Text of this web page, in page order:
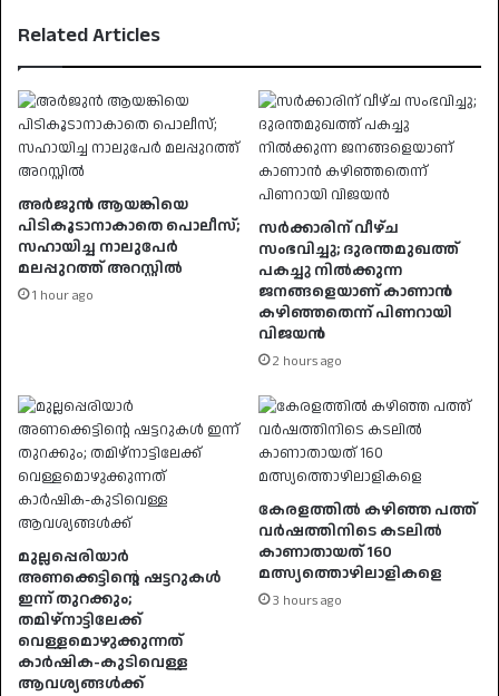
Related Articles
അർജുൻ ആയങ്കിയെ
പിടികൂടാനാകാതെ പൊലീസ്;
സഹായിച്ച നാലുപേർ
മലപ്പുറത്ത് അറസ്റ്റിൽ
1 hour ago
സർക്കാരിന് വീഴ്ച
സംഭവിച്ചു; ദുരന്തമുഖത്ത്
പകച്ചു നിൽക്കുന്ന
ജനങ്ങളെയാണ് കാണാൻ
കഴിഞ്ഞതെന്ന് പിണറായി
വിജയൻ
2 hours ago
മുല്ലപ്പെരിയാർ
അണക്കെട്ടിന്റെ ഷട്ടറുകൾ
ഇന്ന് തുറക്കും;
തമിഴ്‌നാട്ടിലേക്ക്
വെള്ളമൊഴുക്കുന്നത്
കാർഷിക-കുടിവെള്ള
ആവശ്യങ്ങൾക്ക്
കേരളത്തിൽ കഴിഞ്ഞ പത്ത്
വർഷത്തിനിടെ കടലിൽ
കാണാതായത് 160
മത്സ്യത്തൊഴിലാളികളെ
3 hours ago